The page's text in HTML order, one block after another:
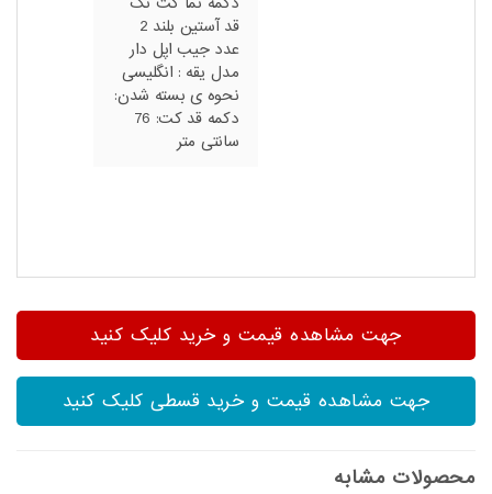
قد آستین بلند 2
عدد جیب اپل دار
مدل یقه : انگلیسی
نحوه ی بسته شدن:
دکمه قد کت: 76
سانتی متر
جهت مشاهده قیمت و خرید کلیک کنید
جهت مشاهده قیمت و خرید قسطی کلیک کنید
محصولات مشابه